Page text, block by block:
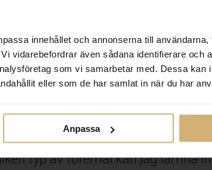
innehållet och annonserna till
vidarebefordrar även sådana identifierare och
som vi samarbetar med. Dessa kan
eller som de har samlat in när du har
Anpassa
som det låter så är ett tvångsmedel ett
enskild person […]
25, 2025
typ av föremål kan jag lämna